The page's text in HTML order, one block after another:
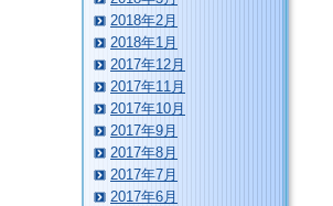
2018年2月
2018年1月
2017年12月
2017年11月
2017年10月
2017年9月
2017年8月
2017年7月
2017年6月